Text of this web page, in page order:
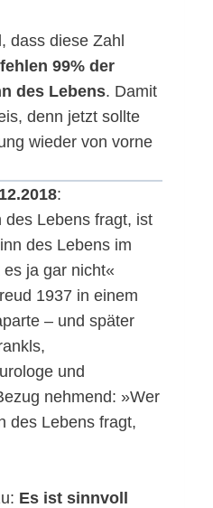
dass diese Zahl
99% der
des Lebens. Damit
denn jetzt sollte
wieder von vorne
:
Lebens fragt, ist
des Lebens im
ja gar nicht«
1937 in einem
– und später
und
nehmend: »Wer
des Lebens fragt,
Es ist sinnvoll